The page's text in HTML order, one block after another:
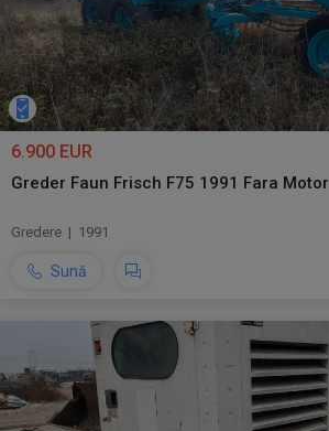
6.900 EUR
Greder Faun Frisch F75 1991 Fara Motor
Gredere | 1991
Sună